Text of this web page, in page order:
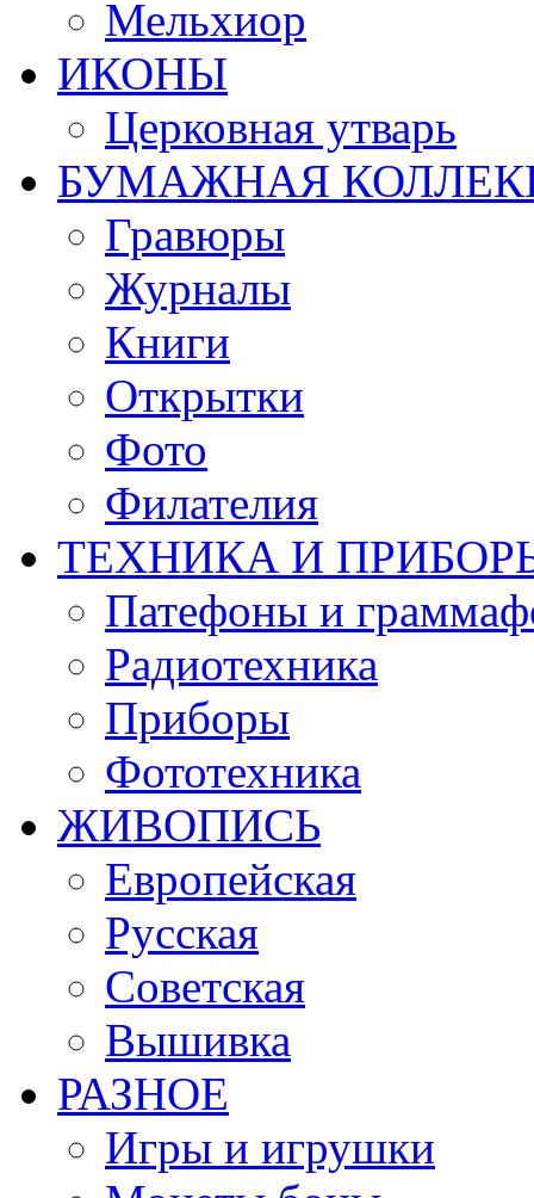
Мельхиор
ИКОНЫ
Церковная утварь
БУМАЖНАЯ
Гравюры
Журналы
Книги
Открытки
Фото
Филателия
ТЕХНИКА И
Патефоны и
Радиотехника
Приборы
Фототехника
ЖИВОПИСЬ
Европейская
Русская
Советская
Вышивка
РАЗНОЕ
Игры и игрушки